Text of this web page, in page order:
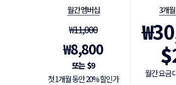
월간 멤버십
₩11,000
₩8,800
$9
첫 1개월 동안 20% 할인가
3개
₩
$
월간 요금